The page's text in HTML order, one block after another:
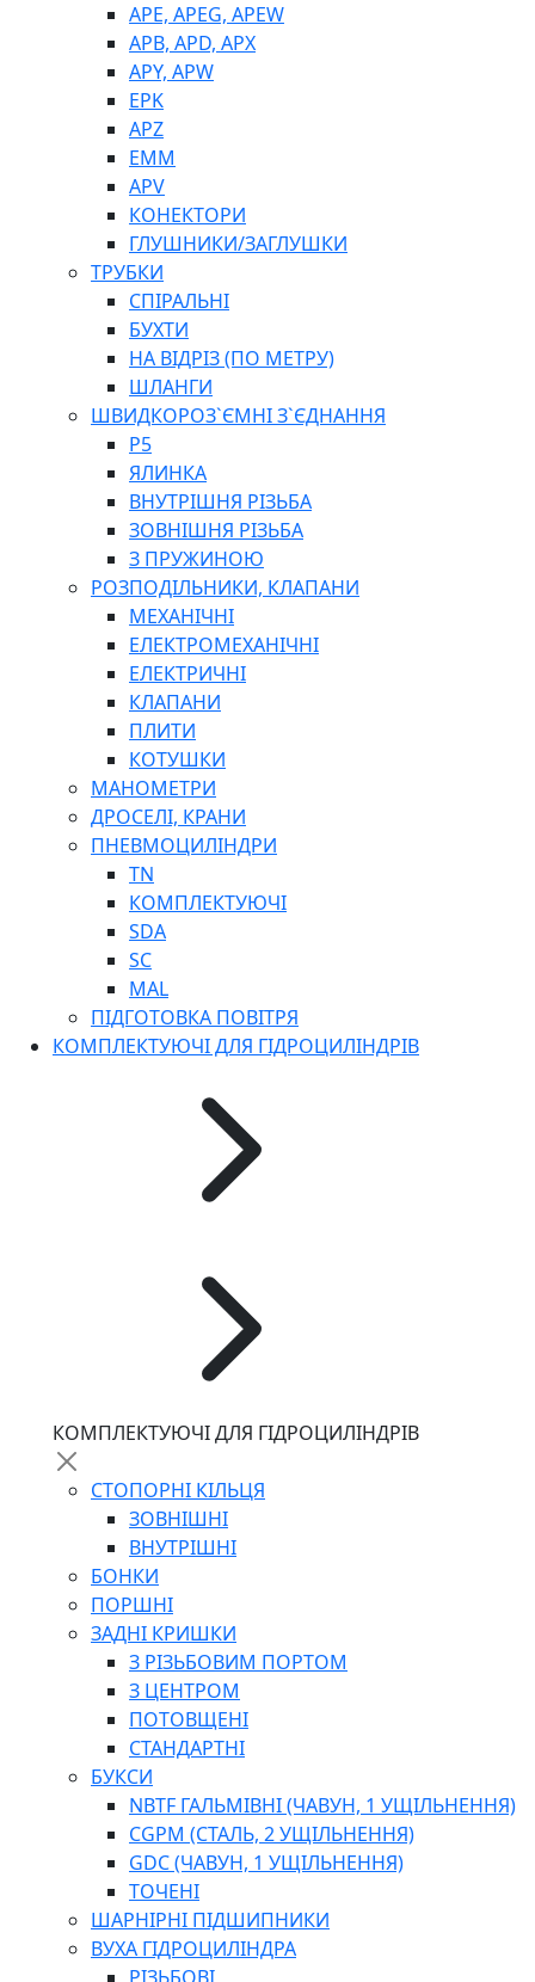
APE, APEG, APEW
APB, APD, APX
APY, APW
EPK
APZ
EMM
APV
КОНЕКТОРИ
ГЛУШНИКИ/ЗАГЛУШКИ
ТРУБКИ
СПІРАЛЬНІ
БУХТИ
НА ВІДРІЗ (ПО МЕТРУ)
ШЛАНГИ
ШВИДКОРОЗ`ЄМНІ З`ЄДНАННЯ
P5
ЯЛИНКА
ВНУТРІШНЯ РІЗЬБА
ЗОВНІШНЯ РІЗЬБА
З ПРУЖИНОЮ
РОЗПОДІЛЬНИКИ, КЛАПАНИ
МЕХАНІЧНІ
ЕЛЕКТРОМЕХАНІЧНІ
ЕЛЕКТРИЧНІ
КЛАПАНИ
ПЛИТИ
КОТУШКИ
МАНОМЕТРИ
ДРОСЕЛІ, КРАНИ
ПНЕВМОЦИЛІНДРИ
TN
КОМПЛЕКТУЮЧІ
SDA
SC
MAL
ПІДГОТОВКА ПОВІТРЯ
КОМПЛЕКТУЮЧІ ДЛЯ ГІДРОЦИЛІНДРІВ
КОМПЛЕКТУЮЧІ ДЛЯ ГІДРОЦИЛІНДРІВ
СТОПОРНІ КІЛЬЦЯ
ЗОВНІШНІ
ВНУТРІШНІ
БОНКИ
ПОРШНІ
ЗАДНІ КРИШКИ
З РІЗЬБОВИМ ПОРТОМ
З ЦЕНТРОМ
ПОТОВЩЕНІ
СТАНДАРТНІ
БУКСИ
NBTF ГАЛЬМІВНІ (ЧАВУН, 1 УЩІЛЬНЕННЯ)
CGPM (СТАЛЬ, 2 УЩІЛЬНЕННЯ)
GDC (ЧАВУН, 1 УЩІЛЬНЕННЯ)
ТОЧЕНІ
ШАРНІРНІ ПІДШИПНИКИ
ВУХА ГІДРОЦИЛІНДРА